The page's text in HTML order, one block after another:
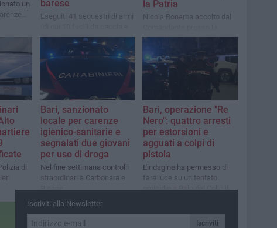
un
barese
Eseguiti 41 sequestri di armi
31 pistole), oltre a 214
proiettili, 528 cartucce e 9
armi bianche
la Patria
Nicola Bonerba accolto dal
Stazione Carabinieri di
di
Bari, sanzionato
locale per carenze
igienico-sanitarie e
segnalati due giovani
per uso di droga
Nel fine settimana controlli
straordinari a Carbonara e
Picone
Bari, operazione "Re
Nero": quattro arresti
per estorsioni e
agguati a colpi di
pistola
L'indagine ha permesso di
fare luce su un tentato
omicidio a Palo del Colle il
Iscriviti alla Newsletter
Iscriviti